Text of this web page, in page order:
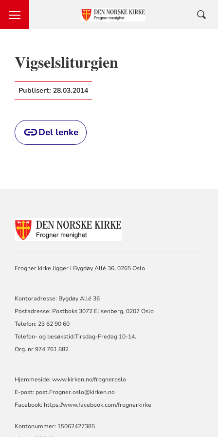
Vigselsliturgien
Publisert: 28.03.2014
Del lenke
KONTAKTINFORMASJON
FOR
Frogner kirke ligger i Bygdøy Allé 36, 0265 Oslo
Kontoradresse: Bygdøy Allé 36
Postadresse: Postboks 3072 Elisenberg, 0207 Oslo
Telefon: 23 62 90 60
Telefon- og besøkstid:Tirsdag-Fredag 10-14.
Org. nr 974 761 882
Hjemmeside: www.kirken.no/frogneroslo
E-post: post.Frogner.oslo@kirken.no
Facebook: https://www.facebook.com/frognerkirke
Kontonummer: 15062427385